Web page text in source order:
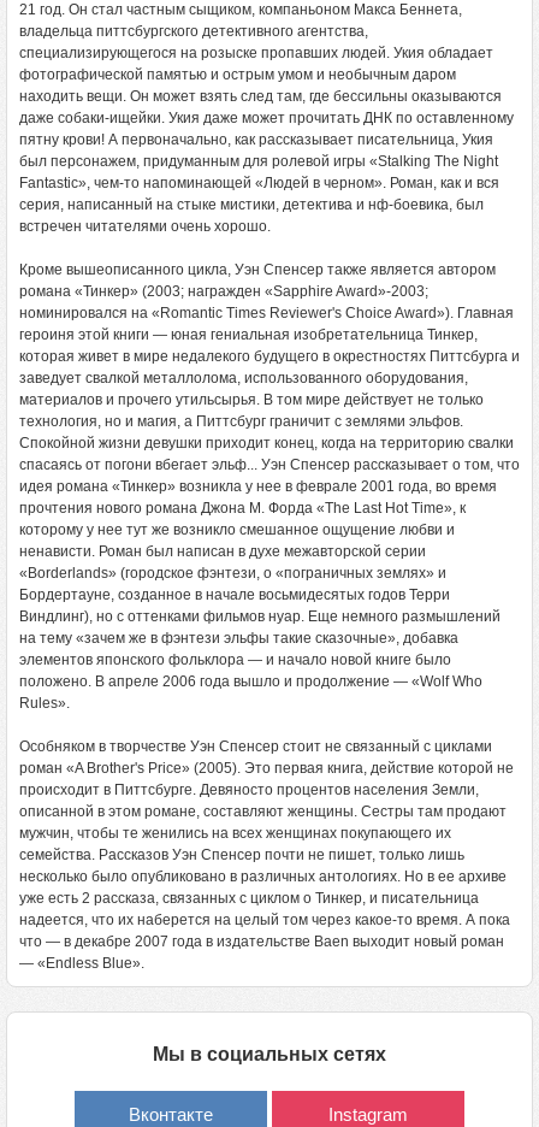
21 год. Он стал частным сыщиком, компаньоном Макса Беннета,
владельца питтсбургского детективного агентства,
специализирующегося на розыске пропавших людей. Укия обладает
фотографической памятью и острым умом и необычным даром
находить вещи. Он может взять след там, где бессильны оказываются
даже собаки-ищейки. Укия даже может прочитать ДНК по оставленному
пятну крови! А первоначально, как рассказывает писательница, Укия
был персонажем, придуманным для ролевой игры «Stalking The Night
Fantastic», чем-то напоминающей «Людей в черном». Роман, как и вся
серия, написанный на стыке мистики, детектива и нф-боевика, был
встречен читателями очень хорошо.
Кроме вышеописанного цикла, Уэн Спенсер также является автором
романа «Тинкер» (2003; награжден «Sapphire Award»-2003;
номинировался на «Romantic Times Reviewer's Choice Award»). Главная
героиня этой книги — юная гениальная изобретательница Тинкер,
которая живет в мире недалекого будущего в окрестностях Питтсбурга и
заведует свалкой металлолома, использованного оборудования,
материалов и прочего утильсырья. В том мире действует не только
технология, но и магия, а Питтсбург граничит с землями эльфов.
Спокойной жизни девушки приходит конец, когда на территорию свалки
спасаясь от погони вбегает эльф... Уэн Спенсер рассказывает о том, что
идея романа «Тинкер» возникла у нее в феврале 2001 года, во время
прочтения нового романа Джона М. Форда «The Last Hot Time», к
которому у нее тут же возникло смешанное ощущение любви и
ненависти. Роман был написан в духе межавторской серии
«Borderlands» (городское фэнтези, о «пограничных землях» и
Бордертауне, созданное в начале восьмидесятых годов Терри
Виндлинг), но с оттенками фильмов нуар. Еще немного размышлений
на тему «зачем же в фэнтези эльфы такие сказочные», добавка
элементов японского фольклора — и начало новой книге было
положено. В апреле 2006 года вышло и продолжение — «Wolf Who
Rules».
Особняком в творчестве Уэн Спенсер стоит не связанный с циклами
роман «A Brother's Price» (2005). Это первая книга, действие которой не
происходит в Питтсбурге. Девяносто процентов населения Земли,
описанной в этом романе, составляют женщины. Сестры там продают
мужчин, чтобы те женились на всех женщинах покупающего их
семейства. Рассказов Уэн Спенсер почти не пишет, только лишь
несколько было опубликовано в различных антологиях. Но в ее архиве
уже есть 2 рассказа, связанных с циклом о Тинкер, и писательница
надеется, что их наберется на целый том через какое-то время. А пока
что — в декабре 2007 года в издательстве Baen выходит новый роман
— «Endless Blue».
Мы в социальных сетях
Вконтакте Instagram